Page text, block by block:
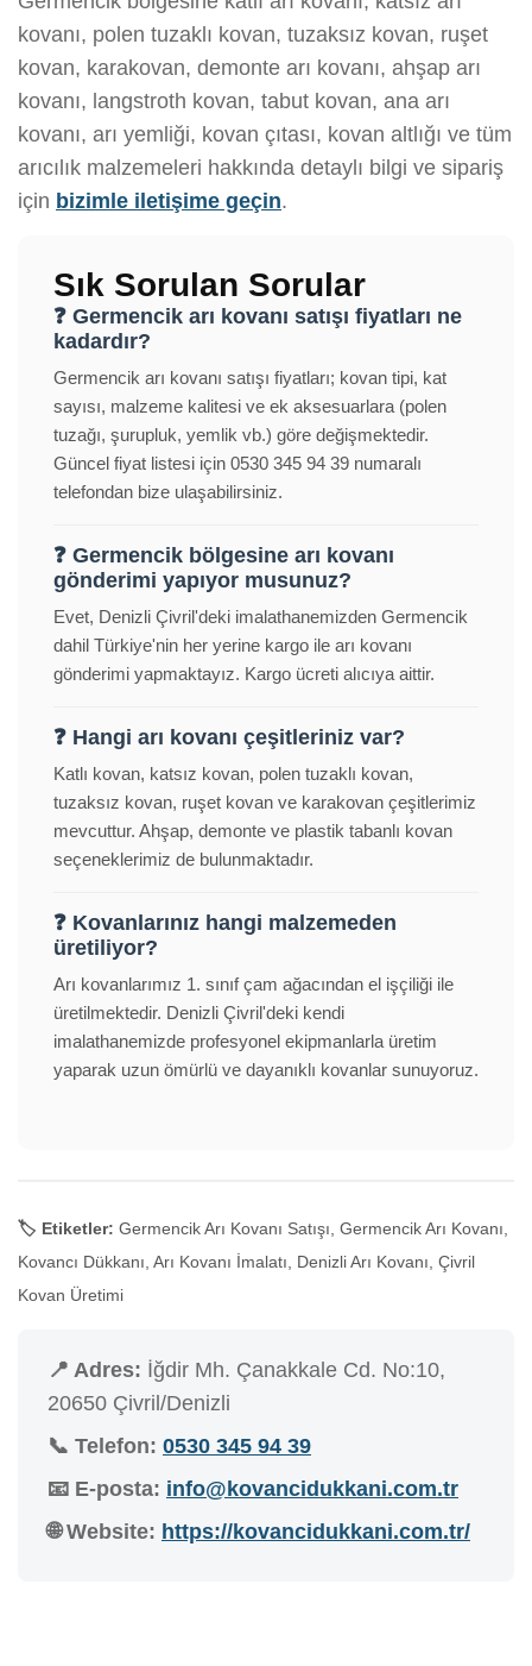
kovanı, polen tuzaklı kovan, tuzaksız kovan, ruşet
kovan, karakovan, demonte arı kovanı, ahşap arı
kovanı, langstroth kovan, tabut kovan, ana arı
kovanı, arı yemliği, kovan çıtası, kovan altlığı ve tüm
arıcılık malzemeleri hakkında detaylı bilgi ve sipariş
için bizimle iletişime geçin.
Sık Sorulan Sorular
❓ Germencik arı kovanı satışı fiyatları ne
kadardır?
Germencik arı kovanı satışı fiyatları; kovan tipi, kat
sayısı, malzeme kalitesi ve ek aksesuarlara (polen
tuzağı, şurupluk, yemlik vb.) göre değişmektedir.
Güncel fiyat listesi için 0530 345 94 39 numaralı
telefondan bize ulaşabilirsiniz.
❓ Germencik bölgesine arı kovanı
gönderimi yapıyor musunuz?
Evet, Denizli Çivril'deki imalathanemizden Germencik
dahil Türkiye'nin her yerine kargo ile arı kovanı
gönderimi yapmaktayız. Kargo ücreti alıcıya aittir.
❓ Hangi arı kovanı çeşitleriniz var?
Katlı kovan, katsız kovan, polen tuzaklı kovan,
tuzaksız kovan, ruşet kovan ve karakovan çeşitlerimiz
mevcuttur. Ahşap, demonte ve plastik tabanlı kovan
seçeneklerimiz de bulunmaktadır.
❓ Kovanlarınız hangi malzemeden
üretiliyor?
Arı kovanlarımız 1. sınıf çam ağacından el işçiliği ile
üretilmektedir. Denizli Çivril'deki kendi
imalathanemizde profesyonel ekipmanlarla üretim
yaparak uzun ömürlü ve dayanıklı kovanlar sunuyoruz.
🏷️ Etiketler: Germencik Arı Kovanı Satışı, Germencik Arı Kovanı,
Kovancı Dükkanı, Arı Kovanı İmalatı, Denizli Arı Kovanı, Çivril
Kovan Üretimi
📍 Adres: İğdir Mh. Çanakkale Cd. No:10,
20650 Çivril/Denizli
📞 Telefon: 0530 345 94 39
📧 E-posta: info@kovancidukkani.com.tr
🌐 Website: https://kovancidukkani.com.tr/